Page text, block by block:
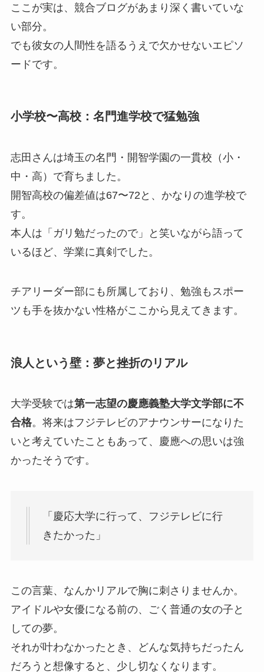
ここが実は、競合ブログがあまり深く書いていな
い部分。
でも彼女の人間性を語るうえで欠かせないエピソ
ードです。
小学校〜高校：名門進学校で猛勉強
志田さんは埼玉の名門・開智学園の一貫校（小・
中・高）で育ちました。
開智高校の偏差値は67〜72と、かなりの進学校で
す。
本人は「ガリ勉だったので」と笑いながら語って
いるほど、学業に真剣でした。
チアリーダー部にも所属しており、勉強もスポー
ツも手を抜かない性格がここから見えてきます。
浪人という壁：夢と挫折のリアル
大学受験では第一志望の慶應義塾大学文学部に不
合格。将来はフジテレビのアナウンサーになりた
いと考えていたこともあって、慶應への思いは強
かったそうです。
「慶応大学に行って、フジテレビに行
きたかった」
この言葉、なんかリアルで胸に刺さりませんか。
アイドルや女優になる前の、ごく普通の女の子と
しての夢。
それが叶わなかったとき、どんな気持ちだったん
だろうと想像すると、少し切なくなります。